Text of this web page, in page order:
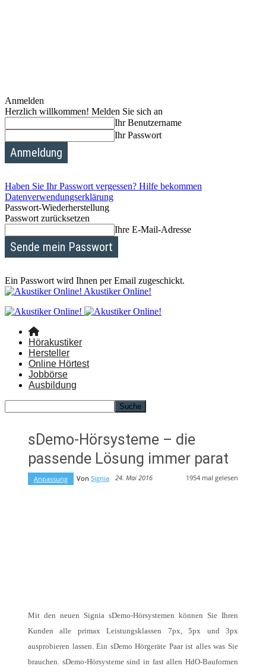
Anmelden
Herzlich willkommen! Melden Sie sich an
Ihr Benutzername
Ihr Passwort
Haben Sie Ihr Passwort vergessen? Hilfe bekommen
Datenverwendungserklärung
Passwort-Wiederherstellung
Passwort zurücksetzen
Ihre E-Mail-Adresse
Ein Passwort wird Ihnen per Email zugeschickt.
Akustiker Online!
Hörakustiker
Hersteller
Online Hörtest
Jobbörse
Ausbildung
sDemo-Hörsysteme – die
passende Lösung immer parat
Anpassung Von Signia 24. Mai 2016 1954 mal gelesen
Mit den neuen Signia sDemo-Hörsystemen können Sie Ihren
Kunden alle primax Leistungsklassen 7px, 5px und 3px
ausprobieren lassen. Ein sDemo Hörgeräte Paar ist alles was Sie
brauchen. sDemo-Hörsysteme sind in fast allen HdO-Bauformen